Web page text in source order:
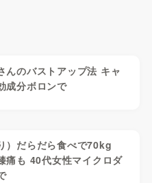
んのバストアップ法 キャ
成分ボロンで
）だらだら食べで70kg
痛も 40代女性マイクロダ